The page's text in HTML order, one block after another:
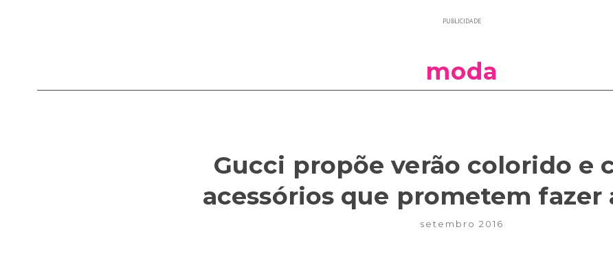
PUBLICIDADE
moda
Gucci propõe verão colorido e
acessórios que prometem fazer
setembro 2016